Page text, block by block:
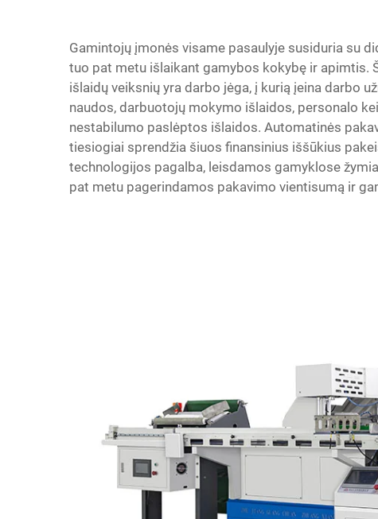
Gamintojų įmonės visame pasaulyje susiduria su
tuo pat metu išlaikant gamybos kokybę ir apimtis.
išlaidų veiksnių yra darbo jėga, į kurią įeina darbo
naudos, darbuotojų mokymo išlaidos, personalo
nestabilumo paslėptos išlaidos. Automatinės
tiesiogiai sprendžia šiuos finansinius iššūkius
technologijos pagalba, leisdamos gamyklose
pat metu pagerindamos pakavimo vientisumą ir